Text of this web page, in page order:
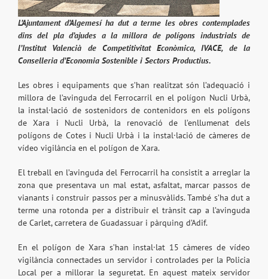
L’Ajuntament d’Algemesí ha dut a terme les obres contemplades
dins del pla d’ajudes a la millora de polígons industrials de
l’Institut Valencià de Competitivitat Econòmica, IVACE, de la
Conselleria d’Economia Sostenible i Sectors Productius.
Les obres i equipaments que s’han realitzat són l’adequació i
millora de l’avinguda del Ferrocarril en el polígon Nucli Urbà,
la instal·lació de sostenidors de contenidors en els polígons
de Xara i Nucli Urbà, la renovació de l’enllumenat dels
polígons de Cotes i Nucli Urbà i la instal·lació de càmeres de
vídeo vigilància en el polígon de Xara.
El treball en l’avinguda del Ferrocarril ha consistit a arreglar la
zona que presentava un mal estat, asfaltat, marcar passos de
vianants i construir passos per a minusvàlids. També s’ha dut a
terme una rotonda per a distribuir el trànsit cap a l’avinguda
de Carlet, carretera de Guadassuar i pàrquing d’Adif.
En el polígon de Xara s’han instal·lat 15 càmeres de vídeo
vigilància connectades un servidor i controlades per la Policia
Local per a millorar la seguretat. En aquest mateix servidor